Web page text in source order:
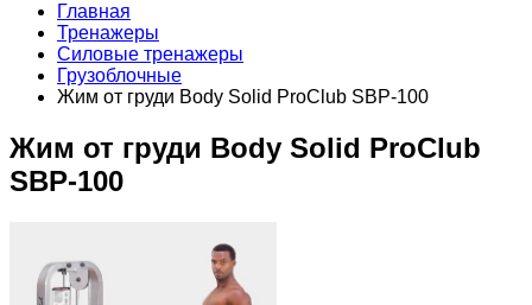
Главная
Тренажеры
Силовые тренажеры
Грузоблочные
Жим от груди Body Solid ProClub SBP-100
Жим от груди Body Solid ProClub
SBP-100